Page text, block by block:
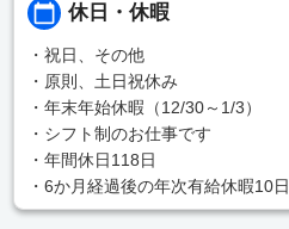
休日・休暇
・祝日、その他
・原則、土日祝休み
・年末年始休暇（12/30～1/3）
・シフト制のお仕事です
・年間休日118日
・6か月経過後の年次有給休暇10日